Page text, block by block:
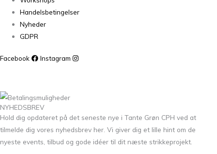
Handelsbetingelser
Nyheder
GDPR
Facebook Instagram
NYHEDSBREV
Hold dig opdateret på det seneste nye i Tante Grøn CPH ved at
tilmelde dig vores nyhedsbrev her. Vi giver dig et lille hint om de
nyeste events, tilbud og gode idéer til dit næste strikkeprojekt.